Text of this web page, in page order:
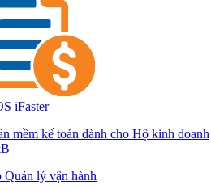
iFaster
mềm kế toán dành cho Hộ kinh doanh
Quản lý vận hành